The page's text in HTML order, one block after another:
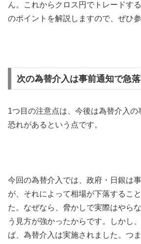
ん。これからクロス円でトレードす
のポイントを解説しますので、ぜひ
次の為替介入は事前通知で急
1つ目の注意点は、今後は為替介入の
恐れがあるという点です。
今回の為替介入では、政府・日銀は
が、それによって相場が下落するこ
た。なぜなら、脅かしで実際はやら
う見方が強かったからです。しかし
ば、為替介入は実施されました。つ